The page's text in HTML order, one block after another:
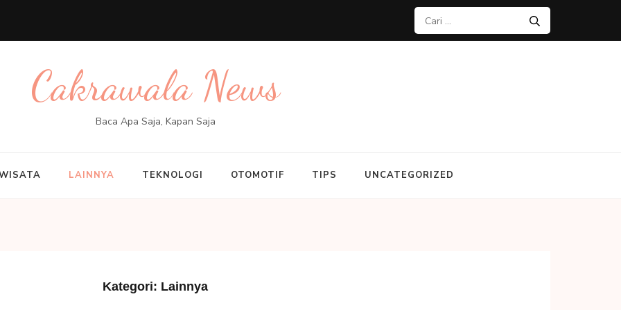
Cari
untuk:
Cakrawala News
Baca Apa Saja, Kapan Saja
LAINNYA TEKNOLOGI OTOMOTIF TIPS UNCATEGORIZED
Kategori: Lainnya